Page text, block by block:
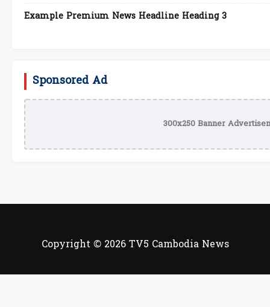
Example Premium News Headline Heading 3
Sponsored Ad
300x250 Banner
Copyright © 2026 TV5 Cambodia News